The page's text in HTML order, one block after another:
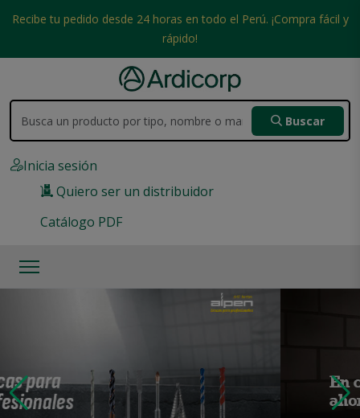
Recibe tu pedido desde 24 horas en todo el Perú. ¡Compra fácil y
rápido!
Buscar
Inicia sesión
Quiero ser un distribuidor
Catálogo PDF